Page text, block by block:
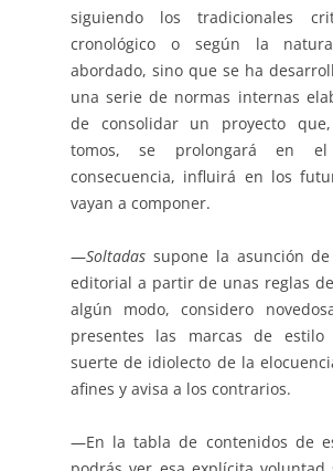
siguiendo los tradicionales
cronológico o según la
abordado, sino que se ha
una serie de normas internas
de consolidar un proyecto
tomos, se prolongará en
consecuencia, influirá en los
vayan a componer.
—Soltadas supone la asunción
editorial a partir de unas reglas
algún modo, considero
presentes las marcas de
suerte de idiolecto de la
afines y avisa a los contrarios.
—En la tabla de contenidos de